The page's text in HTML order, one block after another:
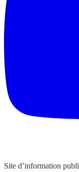
Site d’information